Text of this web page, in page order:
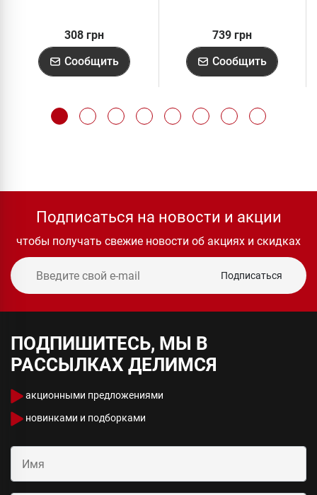
308 грн
Сообщить
739 грн
Сообщить
Подписаться на новости и акции
чтобы получать свежие новости об акциях и скидках
Подписаться
ПОДПИШИТЕСЬ, МЫ В
РАССЫЛКАХ ДЕЛИМСЯ
акционными предложениями
новинками и подборками